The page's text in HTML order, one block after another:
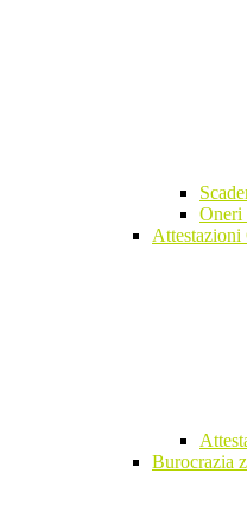
Oneri
Attestazioni
Burocrazia